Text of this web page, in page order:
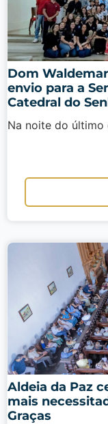
Dom
envio para a
Catedral do
Na noite do último
Aldeia da Paz
mais
Graças